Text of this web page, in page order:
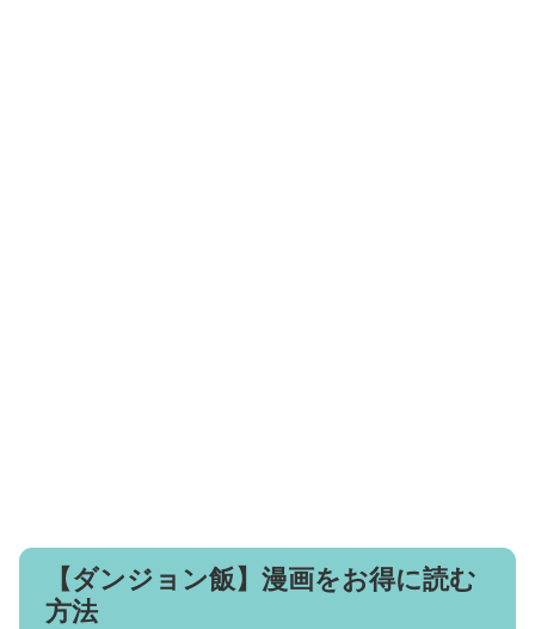
【ダンジョン飯】漫画をお得に読む
方法